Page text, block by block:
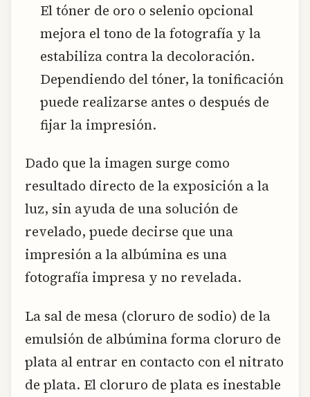
El tóner de oro o selenio opcional
mejora el tono de la fotografía y la
estabiliza contra la decoloración.
Dependiendo del tóner, la tonificación
puede realizarse antes o después de
fijar la impresión.
Dado que la imagen surge como
resultado directo de la exposición a la
luz, sin ayuda de una solución de
revelado, puede decirse que una
impresión a la albúmina es una
fotografía impresa y no revelada.
La sal de mesa (cloruro de sodio) de la
emulsión de albúmina forma cloruro de
plata al entrar en contacto con el nitrato
de plata. El cloruro de plata es inestable